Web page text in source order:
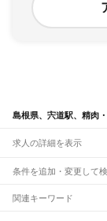
島根県、宍道駅、精肉
求人の詳細を表示
条件を追加・変更して
市区町村を追加・変更
関連キーワード